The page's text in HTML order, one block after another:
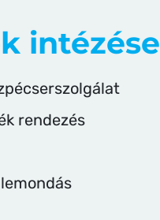
intézése
rendezés